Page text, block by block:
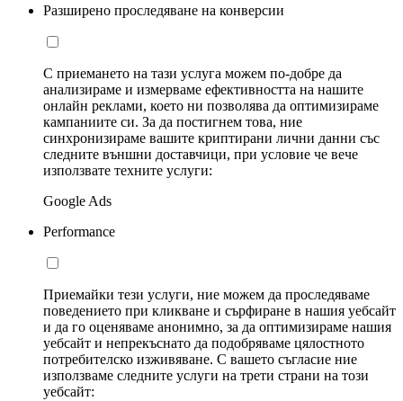
Разширено проследяване на конверсии
С приемането на тази услуга можем по-добре да
анализираме и измерваме ефективността на нашите
онлайн реклами, което ни позволява да оптимизираме
кампаниите си. За да постигнем това, ние
синхронизираме вашите криптирани лични данни със
следните външни доставчици, при условие че вече
използвате техните услуги:
Google Ads
Performance
Приемайки тези услуги, ние можем да проследяваме
поведението при кликване и сърфиране в нашия уебсайт
и да го оценяваме анонимно, за да оптимизираме нашия
уебсайт и непрекъснато да подобряваме цялостното
потребителско изживяване. С вашето съгласие ние
използваме следните услуги на трети страни на този
уебсайт: